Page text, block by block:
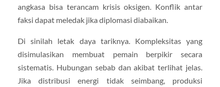
angkasa bisa terancam krisis oksigen. Konflik antar
faksi dapat meledak jika diplomasi diabaikan.
Di sinilah letak daya tariknya. Kompleksitas yang
disimulasikan membuat pemain berpikir secara
sistematis. Hubungan sebab dan akibat terlihat jelas.
Jika distribusi energi tidak seimbang, produksi